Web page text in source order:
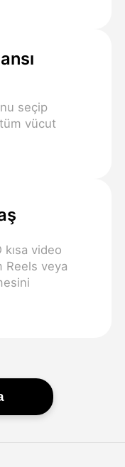
seçip
vücut
video
Reels veya